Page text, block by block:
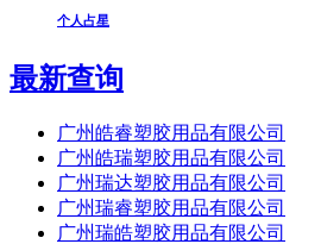
个人占星
最新查询
广州皓睿塑胶用品有限公司
广州皓瑞塑胶用品有限公司
广州瑞达塑胶用品有限公司
广州瑞睿塑胶用品有限公司
广州瑞皓塑胶用品有限公司